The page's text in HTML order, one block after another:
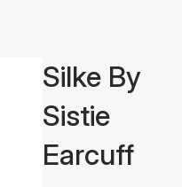
Silke By
Sistie
Earcuff